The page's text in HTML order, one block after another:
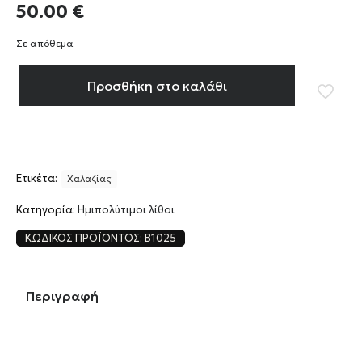
50.00 €
Σε απόθεμα
Προσθήκη στο καλάθι
Ετικέτα: Χαλαζίας
Κατηγορία: Ημιπολύτιμοι λίθοι
ΚΩΔΙΚΌΣ ΠΡΟΪΌΝΤΟΣ: B1025
Περιγραφή